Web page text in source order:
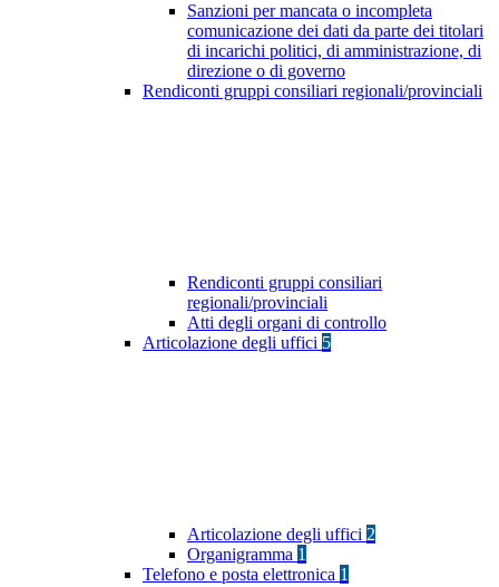
Sanzioni per mancata o incompleta
comunicazione dei dati da parte dei titolari
di incarichi politici, di amministrazione, di
direzione o di governo
Rendiconti gruppi consiliari regionali/provinciali
Rendiconti gruppi consiliari
regionali/provinciali
Atti degli organi di controllo
Articolazione degli uffici 5
Articolazione degli uffici 2
Organigramma 1
Telefono e posta elettronica 1